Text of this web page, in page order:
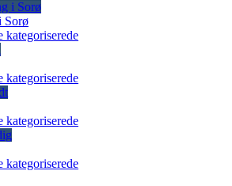
Sorø
kategoriserede
kategoriserede
kategoriserede
kategoriserede